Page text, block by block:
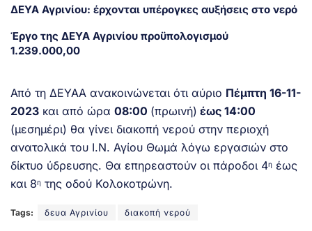
ΔΕΥΑ Αγρινίου: έρχονται υπέρογκες αυξήσεις στο νερό
Έργο της ΔΕΥΑ Αγρινίου προϋπολογισμού
1.239.000,00
Από τη ΔΕΥΑA ανακοινώνεται ότι αύριο Πέμπτη 16-11-
2023 και από ώρα 08:00 (πρωινή) έως 14:00
(μεσημέρι) θα γίνει διακοπή νερού στην περιοχή
ανατολικά του Ι.Ν. Αγίου Θωμά λόγω εργασιών στο
δίκτυο ύδρευσης. Θα επηρεαστούν οι πάροδοι 4η έως
και 8η της οδού Κολοκοτρώνη.
Tags: δευα Αγρινίου διακοπή νερού